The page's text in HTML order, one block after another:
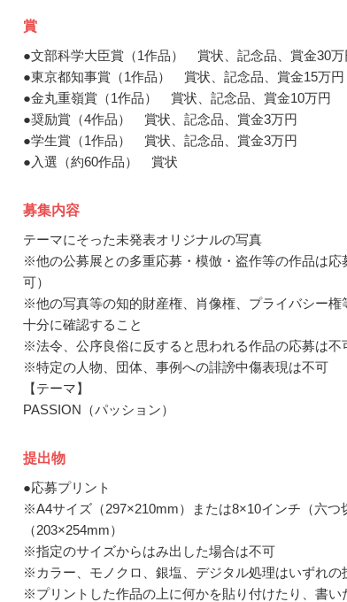
賞
●文部科学大臣賞（1作品） 賞状、記念品、賞金30万
●東京都知事賞（1作品） 賞状、記念品、賞金15万円
●金丸重嶺賞（1作品） 賞状、記念品、賞金10万円
●奨励賞（4作品） 賞状、記念品、賞金3万円
●学生賞（1作品） 賞状、記念品、賞金3万円
●入選（約60作品） 賞状
募集内容
テーマにそった未発表オリジナルの写真
※他の公募展との多重応募・模倣・盗作等の作品は応
可）
※他の写真等の知的財産権、肖像権、プライバシー権
十分に確認すること
※法令、公序良俗に反すると思われる作品の応募は不
※特定の人物、団体、事例への誹謗中傷表現は不可
【テーマ】
PASSION（パッション）
提出物
●応募プリント
※A4サイズ（297×210mm）または8×10インチ（六つ
（203×254mm）
※指定のサイズからはみ出した場合は不可
※カラー、モノクロ、銀塩、デジタル処理はいずれの
※プリントした作品の上に何かを貼り付けたり、書い